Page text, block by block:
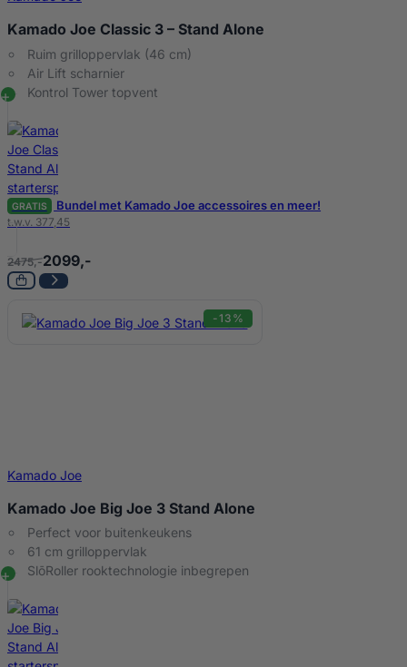
Kamado Joe Classic 3 – Stand Alone
Ruim grilloppervlak (46 cm)
Air Lift scharnier
Kontrol Tower topvent
GRATIS Bundel met Kamado Joe accessoires en meer!
t.w.v. 377,45
2475,-2099,-
-13%
Kamado Joe
Kamado Joe Big Joe 3 Stand Alone
Perfect voor buitenkeukens
61 cm grilloppervlak
SlōRoller rooktechnologie inbegrepen